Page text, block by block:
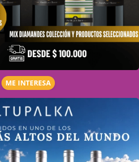
ME INTERESA